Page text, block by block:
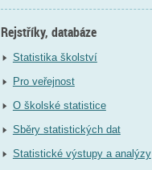
Rejstříky, databáze
Statistika školství
Pro veřejnost
O školské statistice
Sběry statistických dat
Statistické výstupy a analýzy